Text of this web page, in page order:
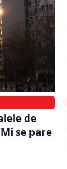
de
se pare